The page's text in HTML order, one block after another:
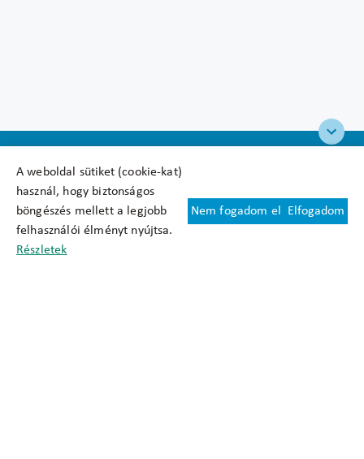
A weboldal sütiket (cookie-kat)
használ, hogy biztonságos
böngészés mellett a legjobb
felhasználói élményt nyújtsa.
Részletek
Nem fogadom el Elfogadom
Felhasználási feltételek